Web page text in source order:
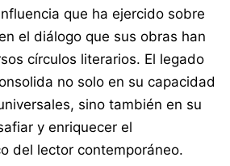
que ha ejercido sobre
el diálogo que sus obras han
círculos literarios. El legado
no solo en su capacidad
sino también en su
y enriquecer el
del lector contemporáneo.